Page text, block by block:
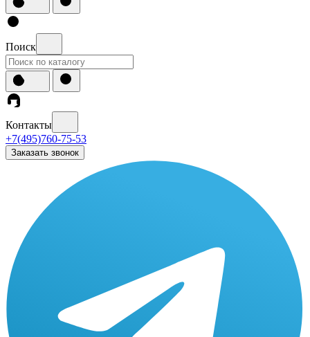
Поиск
Контакты
+7(495)760-75-53
Заказать звонок